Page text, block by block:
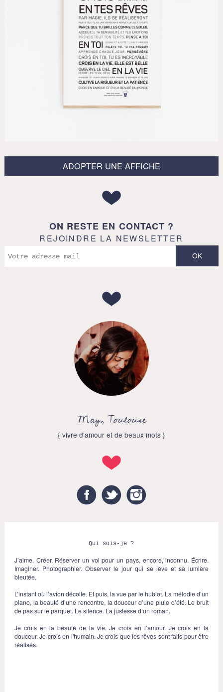
ADOPTER UNE AFFICHE
ON RESTE EN CONTACT ?
REJOINDRE LA NEWSLETTER
May, Toulouse
{ vivre d'amour et de beaux mots }
FacebookTwitter
Qui suis-je ?
J’aime. Créer. Réserver un vol pour un pays, encore, inconnu. Écrire.
Imaginer. Photographier. Observer le jour qui se lève et sa lumière
bleutée.
L’instant où l’avion décolle. Et puis, la vue par le hublot. La mélodie d’un
piano, la beauté d’une rencontre, la douceur d’une pluie d’été. Le bruit
de pas sur le parquet. Le silence. La justesse d’un roman.
Je crois en la beauté de la vie. Je crois en l’amour. Je crois en la
douceur. Je crois en l'humain. Je crois que les rêves sont faits pour être
réalisés.